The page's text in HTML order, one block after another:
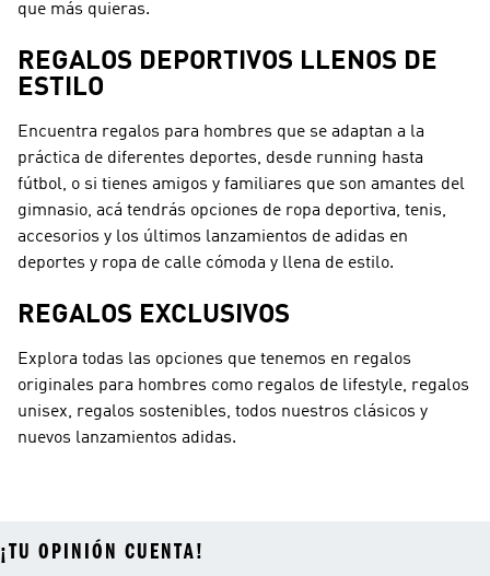
que más quieras.
REGALOS DEPORTIVOS LLENOS DE
ESTILO
Encuentra regalos para hombres que se adaptan a la
práctica de diferentes deportes, desde running hasta
fútbol, o si tienes amigos y familiares que son amantes del
gimnasio, acá tendrás opciones de ropa deportiva, tenis,
accesorios y los últimos lanzamientos de adidas en
deportes y ropa de calle cómoda y llena de estilo.
REGALOS EXCLUSIVOS
Explora todas las opciones que tenemos en regalos
originales para hombres como regalos de lifestyle, regalos
unisex, regalos sostenibles, todos nuestros clásicos y
nuevos lanzamientos adidas.
¡TU OPINIÓN CUENTA!